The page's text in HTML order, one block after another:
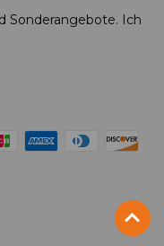
Sonderangebote. Ich